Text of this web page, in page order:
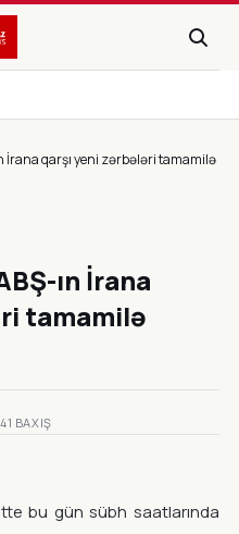
İrana qarşı yeni zərbələri tamamilə
ın İrana
tamamilə
41 BAXIŞ
bu gün sübh saatlarında